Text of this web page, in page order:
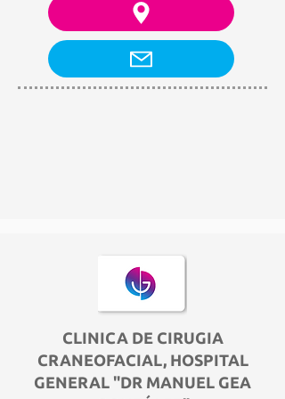
CLINICA DE CIRUGIA
CRANEOFACIAL, HOSPITAL
GENERAL "DR MANUEL GEA